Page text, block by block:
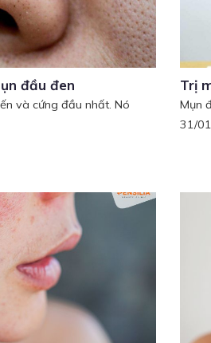
đầu đen
và cứng đầu nhất. Nó
Trị
Mụn
31/